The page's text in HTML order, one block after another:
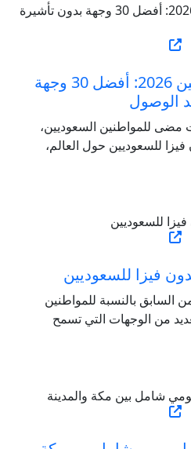
دول بدون فيزا للسعوديين 2026: أفضل 30 وجهة
الوصول
للمواطنين السعوديين،
للسعوديين حول العالم،
السابق بالنسبة للمواطنين
من الوجهات التي تسمح